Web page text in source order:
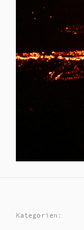
Kategorien: